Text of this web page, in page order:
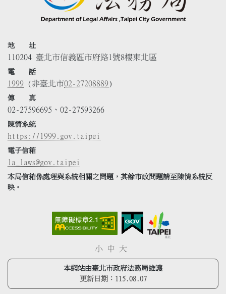
地 址
110204 臺北市信義區市府路1號8樓東北區
電 話
1999 (非臺北市02-27208889)
傳 真
02-27596695、02-27593266
陳情系統
https://1999.gov.taipei
電子信箱
la_laws@gov.taipei
本局信箱係處理與系統相關之問題，其餘市政問題請至陳情系統反
映。
小 中 大
本網站由臺北市政府法務局維護
更新日期： 115.08.07